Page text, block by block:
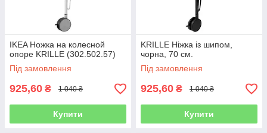
IKEA Ножка на колесной
опоре KRILLE (302.502.57)
Під замовлення
925,60 ₴ 1 040 ₴
Купити
KRILLE Ніжка із шипом,
чорна, 70 см.
Під замовлення
925,60 ₴ 1 040 ₴
Купити